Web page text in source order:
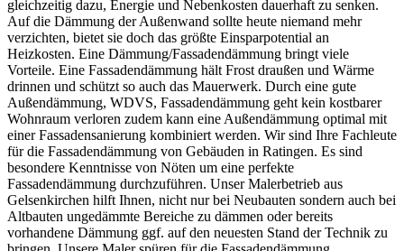
gleichzeitig dazu, Energie und Nebenkosten dauerhaft zu senken.
Auf die Dämmung der Außenwand sollte heute niemand mehr
verzichten, bietet sie doch das größte Einsparpotential an
Heizkosten. Eine Dämmung/Fassadendämmung bringt viele
Vorteile. Eine Fassadendämmung hält Frost draußen und Wärme
drinnen und schützt so auch das Mauerwerk. Durch eine gute
Außendämmung, WDVS, Fassadendämmung geht kein kostbarer
Wohnraum verloren zudem kann eine Außendämmung optimal mit
einer Fassadensanierung kombiniert werden. Wir sind Ihre Fachleute
für die Fassadendämmung von Gebäuden in Ratingen. Es sind
besondere Kenntnisse von Nöten um eine perfekte
Fassadendämmung durchzuführen. Unser Malerbetrieb aus
Gelsenkirchen hilft Ihnen, nicht nur bei Neubauten sondern auch bei
Altbauten ungedämmte Bereiche zu dämmen oder bereits
vorhandene Dämmung ggf. auf den neuesten Stand der Technik zu